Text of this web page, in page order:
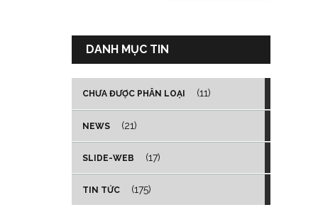
DANH MỤC TIN
CHƯA ĐƯỢC PHÂN LOẠI (11)
NEWS (21)
SLIDE-WEB (17)
TIN TỨC (175)